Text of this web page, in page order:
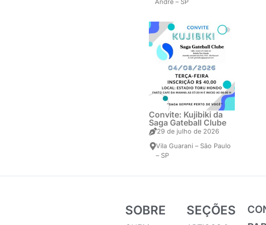
André – SP
Convite: Kujibiki da
Saga Gateball Clube
29 de julho de 2026
Vila Guarani – São Paulo
– SP
SOBRE SEÇÕES